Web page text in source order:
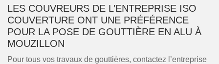
LES COUVREURS DE L’ENTREPRISE ISO
COUVERTURE ONT UNE PRÉFÉRENCE
POUR LA POSE DE GOUTTIÈRE EN ALU À
MOUZILLON
Pour tous vos travaux de gouttières, contactez l’entreprise